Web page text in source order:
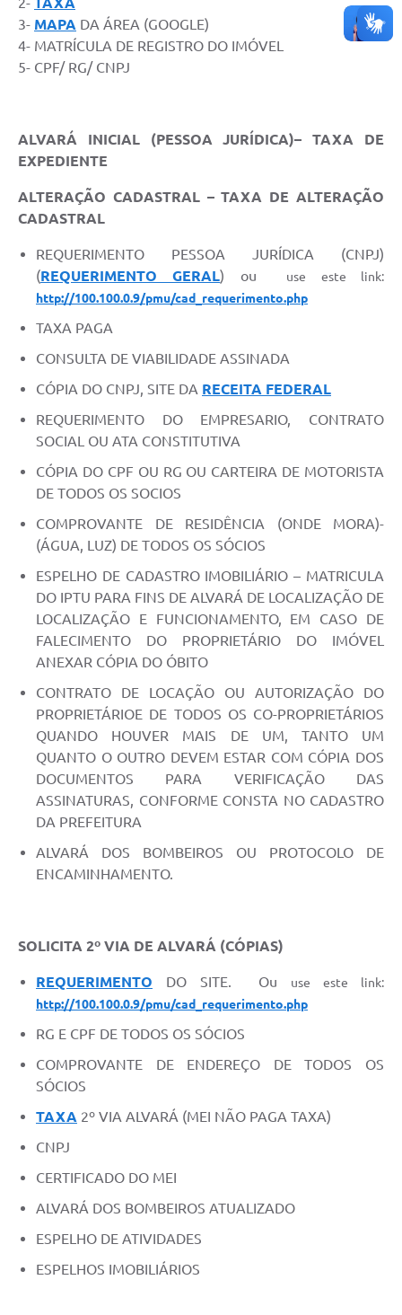
3- MAPA DA ÁREA (GOOGLE)
4- MATRÍCULA DE REGISTRO DO IMÓVEL
5- CPF/ RG/ CNPJ
ALVARÁ INICIAL (PESSOA JURÍDICA)– TAXA DE
EXPEDIENTE
ALTERAÇÃO CADASTRAL – TAXA DE ALTERAÇÃO
CADASTRAL
REQUERIMENTO PESSOA JURÍDICA (CNPJ)
(REQUERIMENTO GERAL) ou
use este link:
http://100.100.0.9/pmu/cad_requerimento.php
TAXA PAGA
CONSULTA DE VIABILIDADE ASSINADA
CÓPIA DO CNPJ, SITE DA RECEITA FEDERAL
REQUERIMENTO DO EMPRESARIO, CONTRATO
SOCIAL OU ATA CONSTITUTIVA
CÓPIA DO CPF OU RG OU CARTEIRA DE MOTORISTA
DE TODOS OS SOCIOS
COMPROVANTE DE RESIDÊNCIA (ONDE MORA)-
(ÁGUA, LUZ) DE TODOS OS SÓCIOS
ESPELHO DE CADASTRO IMOBILIÁRIO – MATRICULA
DO IPTU PARA FINS DE ALVARÁ DE LOCALIZAÇÃO DE
LOCALIZAÇÃO E FUNCIONAMENTO, EM CASO DE
FALECIMENTO DO PROPRIETÁRIO DO IMÓVEL
ANEXAR CÓPIA DO ÓBITO
CONTRATO DE LOCAÇÃO OU AUTORIZAÇÃO DO
PROPRIETÁRIOE DE TODOS OS CO-PROPRIETÁRIOS
QUANDO HOUVER MAIS DE UM, TANTO UM
QUANTO O OUTRO DEVEM ESTAR COM CÓPIA DOS
DOCUMENTOS PARA VERIFICAÇÃO DAS
ASSINATURAS, CONFORME CONSTA NO CADASTRO
DA PREFEITURA
ALVARÁ DOS BOMBEIROS OU PROTOCOLO DE
ENCAMINHAMENTO.
SOLICITA 2º VIA DE ALVARÁ (CÓPIAS)
REQUERIMENTO DO SITE. Ou
use este link:
http://100.100.0.9/pmu/cad_requerimento.php
RG E CPF DE TODOS OS SÓCIOS
COMPROVANTE DE ENDEREÇO DE TODOS OS
SÓCIOS
TAXA 2º VIA ALVARÁ (MEI NÃO PAGA TAXA)
CNPJ
CERTIFICADO DO MEI
ALVARÁ DOS BOMBEIROS ATUALIZADO
ESPELHO DE ATIVIDADES
ESPELHOS IMOBILIÁRIOS